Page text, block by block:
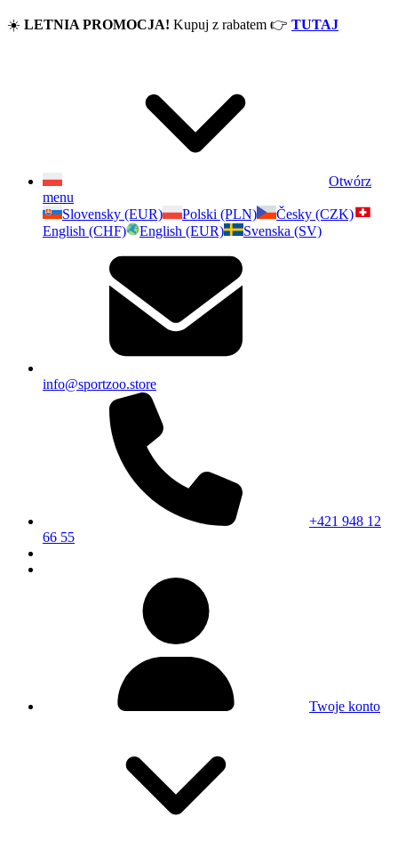
☀️ LETNIA PROMOCJA! Kupuj z rabatem 👉 TUTAJ
Otwórz
menu
Slovensky (EUR)
Polski (PLN)
Česky (CZK)
English (CHF)
English (EUR) Svenska (SV)
info@sportzoo.store
+421 948 12
66 55
Twoje konto